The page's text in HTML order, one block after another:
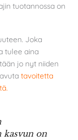
tuotannossa on
Joka
tulee aina
jo nyt niiden
tavoitetta
kasvun on